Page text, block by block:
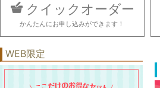
クイックオーダー
かんたんにお申し込みができます！
WEB限定